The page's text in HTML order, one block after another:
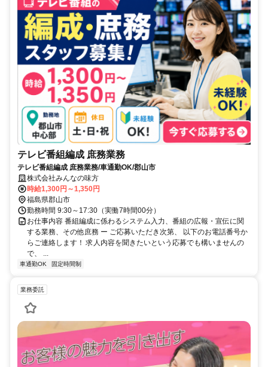
テレビ番組編成 庶務業務
テレビ番組編成 庶務業務/車通勤OK/郡山市
株式会社みんなの味方
時給1,300円～1,350円
福島県郡山市
勤務時間 9:30～17:30（実働7時間00分）
お仕事内容 番組編成に係わるシステム入力、番組の広報・宣伝に関
する業務、その他庶務 ー ご応募いただき次第、 以下のお電話番号か
らご連絡します！ 求人内容を聞きたいという応募でも構いませんの
で、 ...
車通勤OK 固定時間制
業務委託